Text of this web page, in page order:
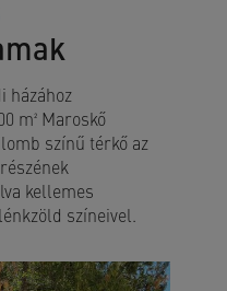
házához
m² Maroskő
színű térkő az
kellemes
színeivel.